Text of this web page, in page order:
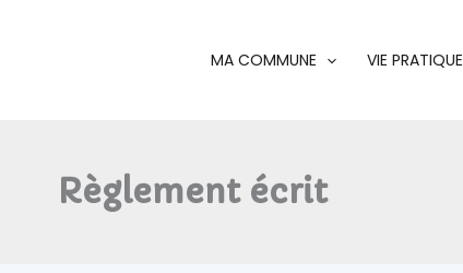
MA COMMUNE VIE PRATIQUE
Règlement écrit